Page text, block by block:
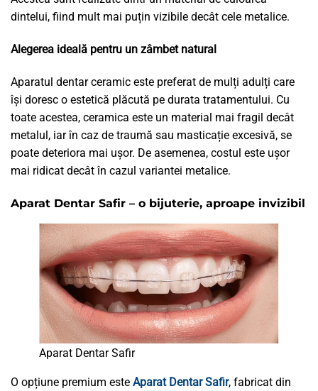
dintelui, fiind mult mai puțin vizibile decât cele metalice.
Alegerea ideală pentru un zâmbet natural
Aparatul dentar ceramic este preferat de mulți adulți care
își doresc o estetică plăcută pe durata tratamentului. Cu
toate acestea, ceramica este un material mai fragil decât
metalul, iar în caz de traumă sau masticație excesivă, se
poate deteriora mai ușor. De asemenea, costul este ușor
mai ridicat decât în cazul variantei metalice.
Aparat Dentar Safir – o bijuterie, aproape invizibil
Aparat Dentar Safir
O opțiune premium este Aparat Dentar Safir, fabricat din